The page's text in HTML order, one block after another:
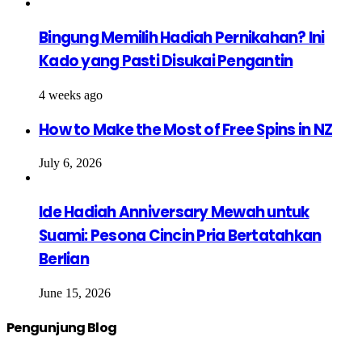
Bingung Memilih Hadiah Pernikahan? Ini
Kado yang Pasti Disukai Pengantin
4 weeks ago
How to Make the Most of Free Spins in NZ
July 6, 2026
Ide Hadiah Anniversary Mewah untuk
Suami: Pesona Cincin Pria Bertatahkan
Berlian
June 15, 2026
Pengunjung Blog